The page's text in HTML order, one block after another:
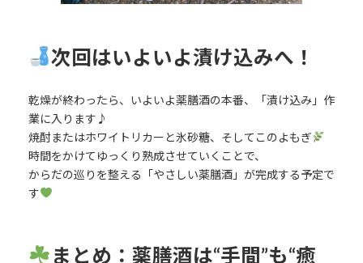
次回はいよいよ漬け込みへ！
乾燥が終わったら、いよいよ薬膳酒の本番、「漬け込み」作
業に入ります♪
焼酎またはホワイトリカーと氷砂糖、そしてこのよもぎ
時間をかけてゆっくり熟成させていくことで、
からだの巡りを整える「やさしい薬膳酒」が完成する予定で
す
まとめ：薬膳酒は“手間”も“癒